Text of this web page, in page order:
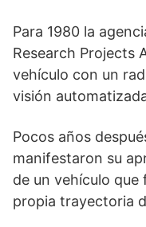
Para 1980 la
Research Projects
vehículo con un
visión
Pocos años
manifestaron su
de un vehículo que
propia trayectoria